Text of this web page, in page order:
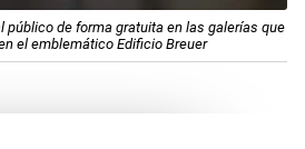
público de forma gratuita en las galerías que
el emblemático Edificio Breuer